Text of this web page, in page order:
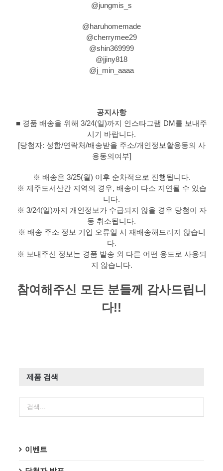
@jungmis_s
@haruhomemade
@cherrymee29
@shin369999
@jjiny818
@j_min_aaaa
공지사항
■ 경품 배송을 위해 3/24(일)까지 인스타그램 DM를 보내주
시기 바랍니다.
[당첨자: 성함/연락처/배송받을 주소/개인정보활용동의 사
용동의여부]
※ 배송은 3/25(월) 이후 순차적으로 진행됩니다.
※ 제주도서산간 지역의 경우, 배송이 다소 지연될 수 있습
니다.
※ 3/24(일)까지 개인정보가 수급되지 않을 경우 당첨이 자
동 취소됩니다.
※ 배송 주소 정보 기입 오류일 시 재배송해드리지 않습니
다.
※ 보내주신 정보는 경품 발송 외 다른 어떤 용도로 사용되
지 않습니다.
참여해주신 모든 분들께 감사드립니
다!!
제품 검색
이벤트